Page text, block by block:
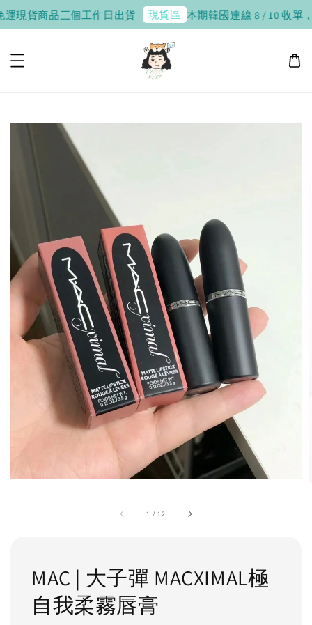
三個工作日出貨 現貨區 本期韓國連線 8 / 10 收單，8 / 20 - 22
1 /12
MAC | 大子彈 MACXIMAL極
自我柔霧唇膏